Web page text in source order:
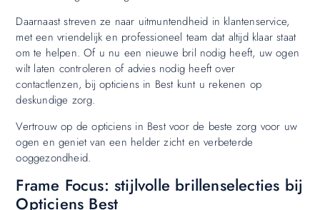
Daarnaast streven ze naar uitmuntendheid in klantenservice,
met een vriendelijk en professioneel team dat altijd klaar staat
om te helpen. Of u nu een nieuwe bril nodig heeft, uw ogen
wilt laten controleren of advies nodig heeft over
contactlenzen, bij opticiens in Best kunt u rekenen op
deskundige zorg.
Vertrouw op de opticiens in Best voor de beste zorg voor uw
ogen en geniet van een helder zicht en verbeterde
ooggezondheid.
Frame Focus: stijlvolle brillenselecties bij
Opticiens Best